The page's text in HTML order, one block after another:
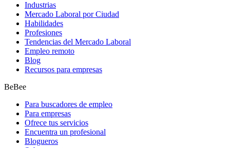
Industrias
Mercado Laboral por Ciudad
Habilidades
Profesiones
Tendencias del Mercado Laboral
Empleo remoto
Blog
Recursos para empresas
BeBee
Para buscadores de empleo
Para empresas
Ofrece tus servicios
Encuentra un profesional
Blogueros